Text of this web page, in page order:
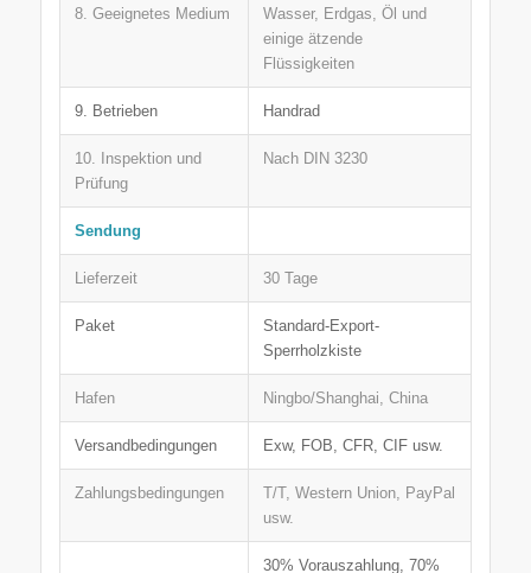
8. Geeignetes Medium
Wasser, Erdgas, Öl und
einige ätzende
Flüssigkeiten
9. Betrieben Handrad
10. Inspektion und
Prüfung
Nach DIN 3230
Sendung
Lieferzeit 30 Tage
Paket
Standard-Export-
Sperrholzkiste
Hafen Ningbo/Shanghai, China
Versandbedingungen Exw, FOB, CFR, CIF usw.
Zahlungsbedingungen
T/T, Western Union, PayPal
usw.
30% Vorauszahlung, 70%